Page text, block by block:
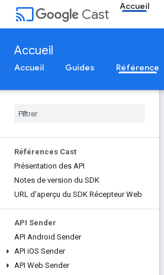
cast Cast
Accueil
Accueil
Accueil Guides Référence
Références Cast
Présentation des API
Notes de version du SDK
URL d'aperçu du SDK Récepteur Web
API Sender
API Android Sender
API iOS Sender
API Web Sender